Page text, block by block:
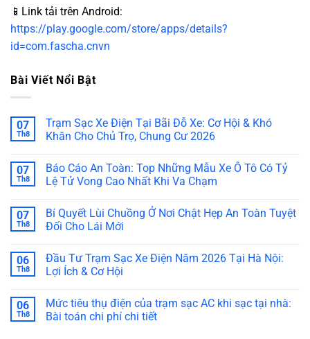
📱Link tải trên Android:
https://play.google.com/store/apps/details?
id=com.fascha.cnvn
Bài Viết Nổi Bật
07
Th8
Trạm Sạc Xe Điện Tại Bãi Đỗ Xe: Cơ Hội & Khó
Khăn Cho Chủ Trọ, Chung Cư 2026
07
Th8
Báo Cáo An Toàn: Top Những Mẫu Xe Ô Tô Có Tỷ
Lệ Tử Vong Cao Nhất Khi Va Chạm
07
Th8
Bí Quyết Lùi Chuồng Ở Nơi Chật Hẹp An Toàn Tuyệt
Đối Cho Lái Mới
06
Th8
Đầu Tư Trạm Sạc Xe Điện Năm 2026 Tại Hà Nội:
Lợi Ích & Cơ Hội
06
Th8
Mức tiêu thụ điện của trạm sạc AC khi sạc tại nhà:
Bài toán chi phí chi tiết